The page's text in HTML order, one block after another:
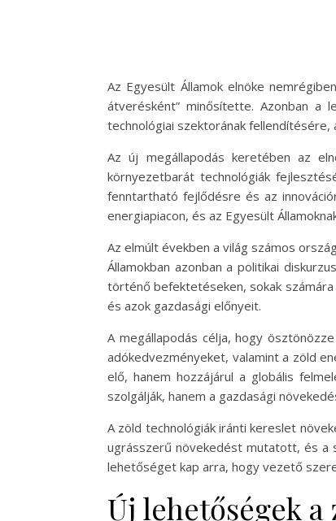
Az Egyesült Államok elnöke
átverésként” minősítette. Azonban a
technológiai szektorának fellendítésére,
Az új megállapodás keretében az
környezetbarát technológiák
fenntartható fejlődésre és az
energiapiacon, és az Egyesült
Az elmúlt években a világ számos
Államokban azonban a politikai
történő befektetéseken, sokak
és azok gazdasági előnyeit.
A megállapodás célja, hogy
adókedvezményeket, valamint a zöld
elő, hanem hozzájárul a globális
szolgálják, hanem a gazdasági
A zöld technológiák iránti kereslet
ugrásszerű növekedést mutatott, és a
lehetőséget kap arra, hogy vezető
Új lehetőségek